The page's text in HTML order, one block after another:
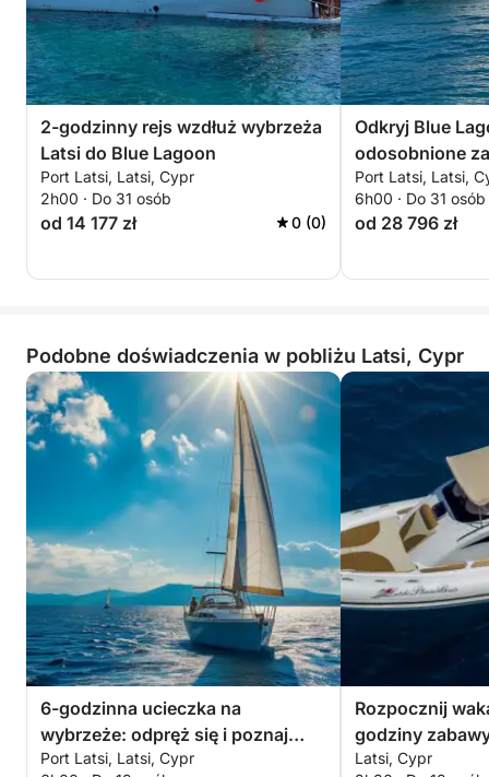
2-godzinny rejs wzdłuż wybrzeża
Latsi do Blue Lagoon
Port Latsi, Latsi, Cypr
2h00 · Do 31 osób
od 14 177 zł 0 (0)
Odkryj Blue
odosobnione
Port Latsi, Latsi,
6h00 · Do 31 osób
od 28 796 zł
Podobne doświadczenia w pobliżu Latsi, Cypr
6-godzinna ucieczka na
wybrzeże: odpręż się i poznaj
Półwysep Akamas
Port Latsi, Latsi, Cypr
Rozpocznij
godziny
Latsi, Cypr